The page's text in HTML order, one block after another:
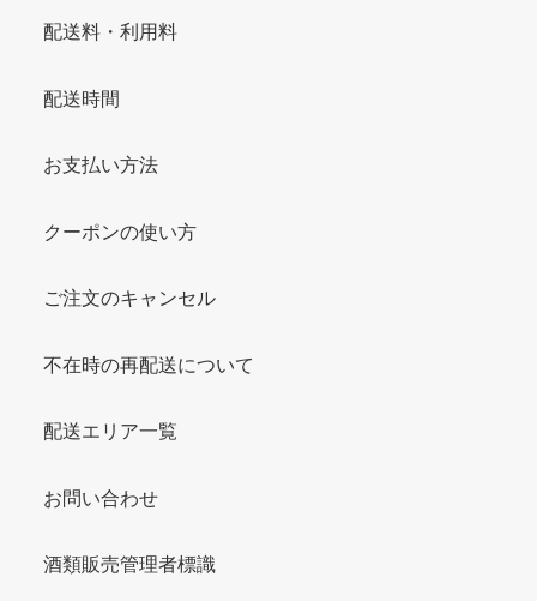
配送料・利用料
配送時間
お支払い方法
クーポンの使い方
ご注文のキャンセル
不在時の再配送について
配送エリア一覧
お問い合わせ
酒類販売管理者標識